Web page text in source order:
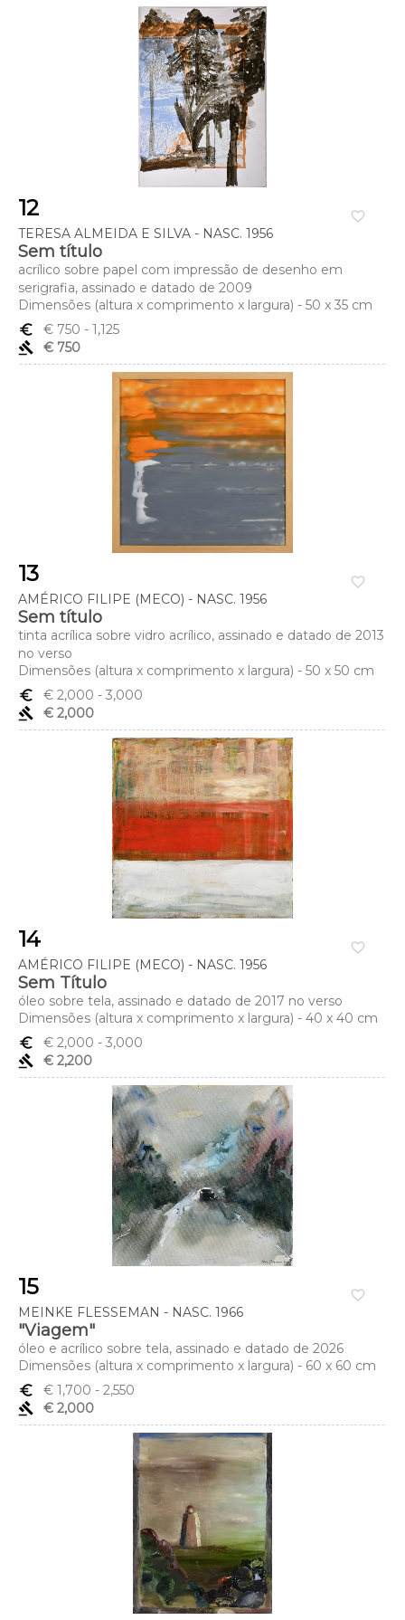
favorite_border
12
TERESA ALMEIDA E SILVA - NASC. 1956
Sem título
acrílico sobre papel com impressão de desenho em
serigrafia, assinado e datado de 2009
Dimensões (altura x comprimento x largura) - 50 x 35 cm
euro_symbol
€ 750 - 1,125
gavel
€ 750
favorite_border
13
AMÉRICO FILIPE (MECO) - NASC. 1956
Sem título
tinta acrílica sobre vidro acrílico, assinado e datado de 2013
no verso
Dimensões (altura x comprimento x largura) - 50 x 50 cm
euro_symbol
€ 2,000 - 3,000
gavel
€ 2,000
favorite_border
14
AMÉRICO FILIPE (MECO) - NASC. 1956
Sem Título
óleo sobre tela, assinado e datado de 2017 no verso
Dimensões (altura x comprimento x largura) - 40 x 40 cm
euro_symbol
€ 2,000 - 3,000
gavel
€ 2,200
favorite_border
15
MEINKE FLESSEMAN - NASC. 1966
"Viagem"
óleo e acrílico sobre tela, assinado e datado de 2026
Dimensões (altura x comprimento x largura) - 60 x 60 cm
euro_symbol
€ 1,700 - 2,550
gavel
€ 2,000